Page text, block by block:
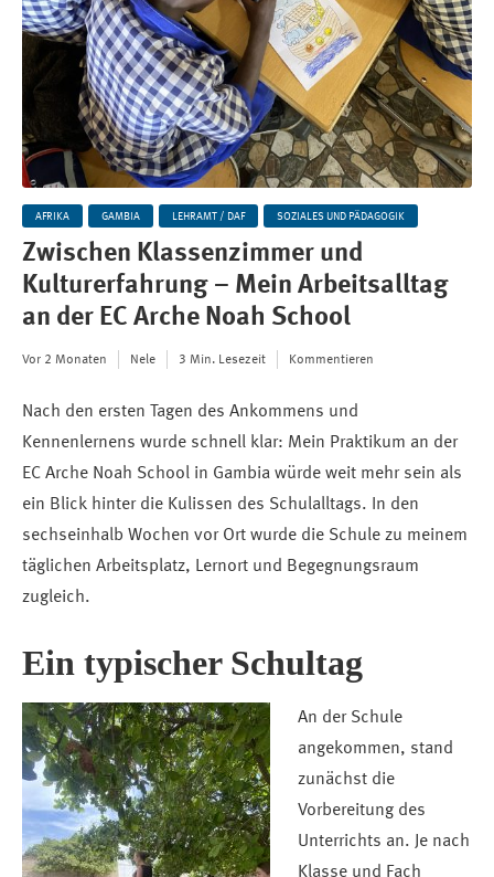
AFRIKA GAMBIA LEHRAMT / DAF SOZIALES UND PÄDAGOGIK
Zwischen Klassenzimmer und
Kulturerfahrung – Mein Arbeitsalltag
an der EC Arche Noah School
Vor 2 Monaten Nele 3 Min. Lesezeit Kommentieren
Nach den ersten Tagen des Ankommens und
Kennenlernens wurde schnell klar: Mein Praktikum an der
EC Arche Noah School in Gambia würde weit mehr sein als
ein Blick hinter die Kulissen des Schulalltags. In den
sechseinhalb Wochen vor Ort wurde die Schule zu meinem
täglichen Arbeitsplatz, Lernort und Begegnungsraum
zugleich.
Ein typischer Schultag
An der Schule
angekommen, stand
zunächst die
Vorbereitung des
Unterrichts an. Je nach
Klasse und Fach